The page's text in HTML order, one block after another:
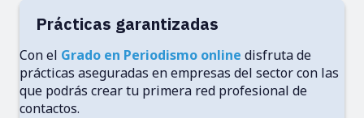
Prácticas garantizadas
Con el Grado en Periodismo online disfruta de
prácticas aseguradas en empresas del sector con las
que podrás crear tu primera red profesional de
contactos.